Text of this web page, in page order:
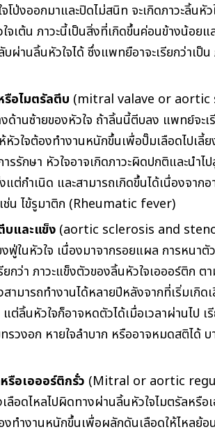
ป่งออกมาและปิดไม่สนิท จะเกิดภาวะลิ้นหั
ใจเต้น ภาวะนี้เป็นสิ่งที่เกิดขึ้นค่อนข้างน้อย
ผ่านลิ้นหัวใจได้ ซึ่งแพทยือาจะเรียกว่าเป็น
รือไมตรัลตีบ (mitral valave or aortic
ด้านซ้ายของหัวใจ ถ้าลิ้นนี้ตีบลง แพทย์จะเ
วใจต้องทำงานหนักขึ้นเพื่อปั๊มเลือดไปเลี้
รรักษา หัวใจอาจเกิดภาวะผิดปกติและนำไ
แต่กำเนิด และสามารถเกิดขึ้นได้เนื่องจาก
ช่น ไข้รูมาติก (Rheumatic fever)
บและแข็ง (aortic sclerosis and
งฟู่ในหัวใจ เนื่องมาจากรอยแผล การหนา
ยกว่า ภาวะแข็งตัวของลิ้นหัวใจเอออร์ติก
สามารถทำงานได้หลายปีหลังจากที่เริ่มเกิ
แต่ลิ้นหัวใจก็อาจหดตัวได้เมื่อเวลาผ่านไป เ
ทรวงอก หายใจลำบาก หรืออาจหมดสติได้
รือเอออร์ติกรั่ว (Mitral or aortic
ลือดไหลไปผิดทางผ่านลิ้นหัวใจไมตรัลหรือ
งทำงานหนักขึ้นเพื่อผลักดันเลือดให้ไหลย้อ